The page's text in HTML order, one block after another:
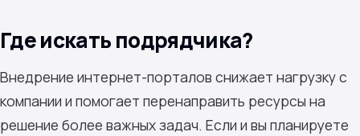
Где искать подрядчика?
Внедрение интернет-порталов снижает нагрузку с
компании и помогает перенаправить ресурсы на
решение более важных задач. Если и вы планируете